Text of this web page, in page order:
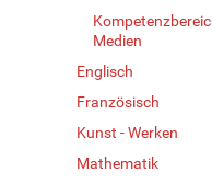
Medien
Englisch
Französisch
Kunst - Werken
Mathematik